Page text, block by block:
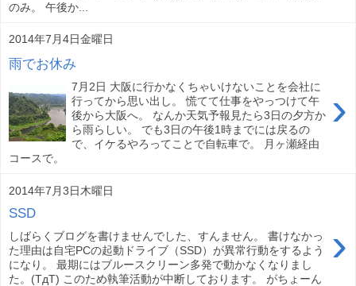
のみ。 午後か...
2014年7月4日金曜日
雨でお休み
›
7月2日 大阪に行かなくちゃいけないことを会社に
行ってから思い出し。 慌てて仕事をやっつけて午
後から大阪へ。 なんか天気予報見たら3日の夕方か
ら雨らしい。 でも3日の午後1時までには戻るの
で、イケるやろってことで自転車で。 月ヶ瀬経由
コースで。
2014年7月3日木曜日
SSD
›
しばらくブログを書けませんでした、すんません。 書けなかっ
た理由は自宅PCの起動ドライブ（SSD）が異常行動をするよう
になり。 最期にはブルースクリーン多発で動かなくなりまし
た。(TдT) このため執筆活動が中断しております。 がちょーん